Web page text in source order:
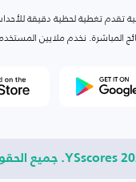
تقدم تغطية لحظية دقيقة
المباشرة. نخدم ملايين